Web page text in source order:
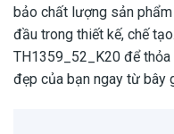
bảo chất lượng sản
đầu trong thiết kế, chế
TH1359_52_K20 để thỏa
đẹp của bạn ngay từ bây